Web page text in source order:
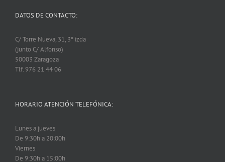
DATOS DE CONTACTO:
C/ Torre Nueva, 31, 3º izda
(junto C/ Alfonso)
50003 Zaragoza
Tlf. 976 21 44 06
HORARIO ATENCIÓN TELEFÓNICA:
Lunes a jueves
De 9:30h a 20:00h
Viernes
De 9:30h a 15:00h